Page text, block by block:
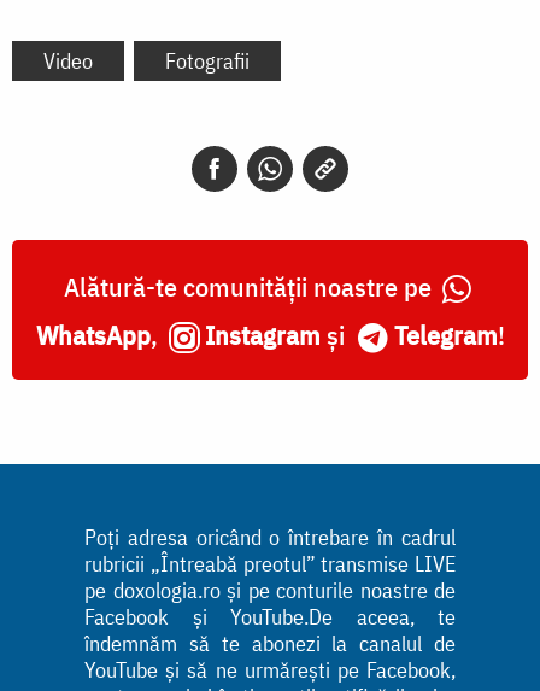
Video Fotografii
Alătură-te comunității noastre pe
WhatsApp, Instagram și Telegram!
Poți adresa oricând o întrebare în cadrul
rubricii „Întreabă preotul” transmise LIVE
pe doxologia.ro și pe conturile noastre de
Facebook și YouTube.De aceea, te
îndemnăm să te abonezi la canalul de
YouTube și să ne urmărești pe Facebook,